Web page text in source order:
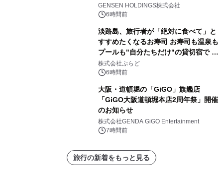
(土)より開催
GENSEN HOLDINGS株式会社
6時間前
淡路島、旅行者が「絶対に食べて」と
すすめたくなるお寿司 お寿司も温泉も
プールも"自分たちだけ"の貸切宿で 1
日1組限定「岩屋温泉 絵島別庭 海と
森」の握り寿司プラン
株式会社ぷらど
6時間前
大阪・道頓堀の「GiGO」旗艦店
「GiGO大阪道頓堀本店2周年祭」開催
のお知らせ
株式会社GENDA GiGO Entertainment
7時間前
旅行の新着をもっと見る